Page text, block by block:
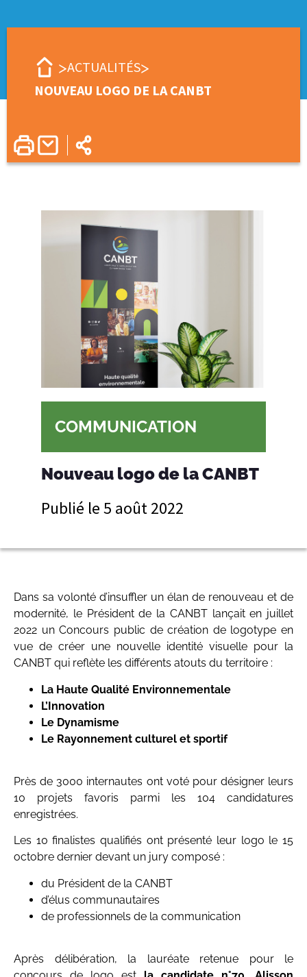
ACTUALITÉS
NOUVEAU LOGO DE LA CANBT
COMMUNICATION
Nouveau logo de la CANBT
Publié le5 août 2022
Dans sa volonté d’insuffler un élan de renouveau et de
modernité, le Président de la CANBT lançait en juillet
2022 un Concours public de création de logotype en
vue de créer une nouvelle identité visuelle pour la
CANBT qui reflète les différents atouts du territoire :
La Haute Qualité Environnementale
L’Innovation
Le Dynamisme
Le Rayonnement culturel et sportif
Près de 3000 internautes ont voté pour désigner leurs
10 projets favoris parmi les 104 candidatures
enregistrées.
Les 10 finalistes qualifiés ont présenté leur logo le 15
octobre dernier devant un jury composé :
du Président de la CANBT
d’élus communautaires
de professionnels de la communication
Après délibération, la lauréate retenue pour le